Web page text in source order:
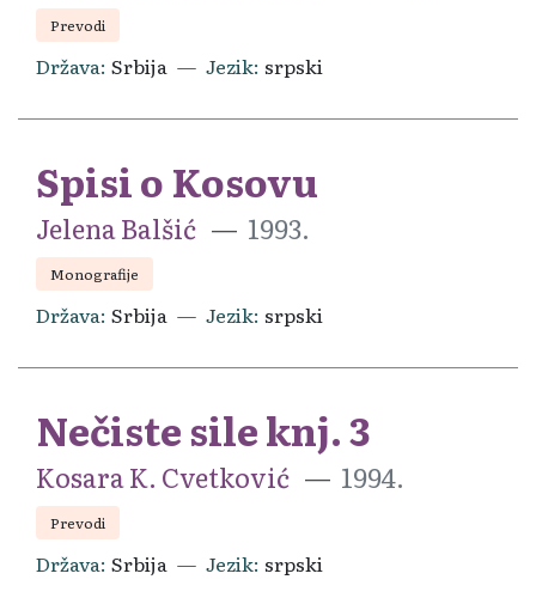
Prevodi
Država Srbija Jezik srpski
Spisi o Kosovu
Jelena Balšić 1993.
Monografije
Država Srbija Jezik srpski
Nečiste sile knj. 3
Kosara K. Cvetković 1994.
Prevodi
Država Srbija Jezik srpski